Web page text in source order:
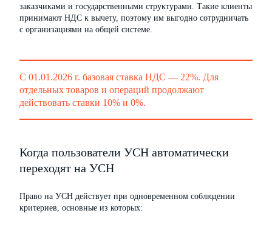
заказчиками и государственными структурами. Такие клиенты
принимают НДС к вычету, поэтому им выгодно сотрудничать
с организациями на общей системе.
С 01.01.2026 г. базовая ставка НДС — 22%. Для
отдельных товаров и операций продолжают
действовать ставки 10% и 0%.
Когда пользователи УСН автоматически
переходят на УСН
Право на УСН действует при одновременном соблюдении
критериев, основные из которых: